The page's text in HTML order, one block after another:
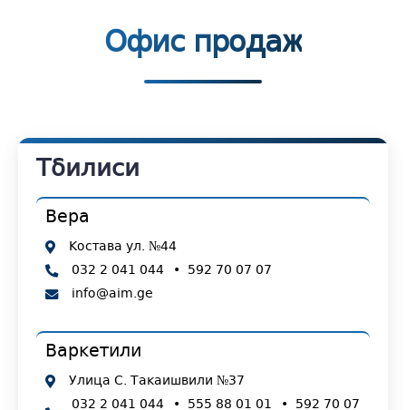
Офис продаж
Тбилиси
Вера
Костава ул. №44
032 2 041 044 • 592 70 07 07
info@aim.ge
Варкетили
Улица С. Такаишвили №37
032 2 041 044 • 555 88 01 01 • 592 70 07